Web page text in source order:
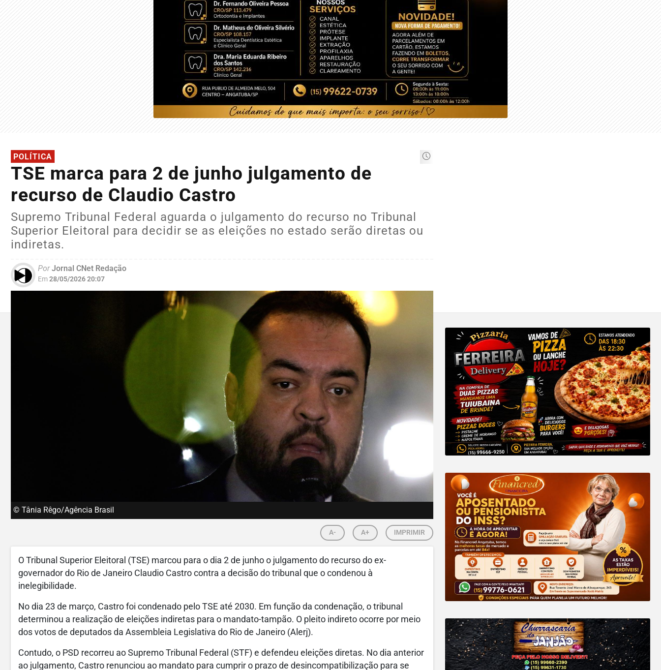
POLÍTICA
TSE marca para 2 de junho julgamento de
recurso de Claudio Castro
Supremo Tribunal Federal aguarda o julgamento do recurso no Tribunal
Superior Eleitoral para decidir se as eleições no estado serão diretas ou
indiretas.
PorJornal CNet Redação
Em28/05/2026 20:07
© Tânia Rêgo/Agência Brasil
A- A+ IMPRIMIR
O Tribunal Superior Eleitoral (TSE) marcou para o dia 2 de junho o julgamento do recurso do ex-
governador do Rio de Janeiro Claudio Castro contra a decisão do tribunal que o condenou à
inelegibilidade.
No dia 23 de março, Castro foi condenado pelo TSE até 2030. Em função da condenação, o tribunal
determinou a realização de eleições indiretas para o mandato-tampão. O pleito indireto ocorre por meio
dos votos de deputados da Assembleia Legislativa do Rio de Janeiro (Alerj).
Contudo, o PSD recorreu ao Supremo Tribunal Federal (STF) e defendeu eleições diretas. No dia anterior
ao julgamento, Castro renunciou ao mandato para cumprir o prazo de desincompatibilização para se